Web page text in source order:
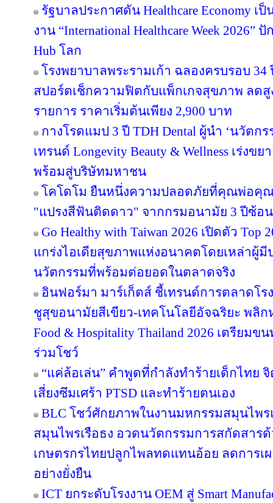
รัฐบาลประกาศดัน Healthcare Economy เ
งาน “International Healthcare Week
Hub โลก
โรงพยาบาลพระรามเก้า ฉลองครบรอบ
สปอร์ตเช็กความฟิตกับแพ็กเกจสุขภาพ ลดสู
รายการ ราคาเริ่มต้นเพียง 2,900 บาท
กางโรดแมป 3 ปี TDH Dental ผู้นำ ‘นวัตก
เทรนด์ Longevity Beauty & Wellness เร่ง
พร้อมสู่บริษัทมหาชน
โคโดโม ยืนหนึ่งความปลอดภัยที่คุณพ่อคุณ
"แปรงสีฟันติดดาว" จากกรมอนามัย 3 ปีซ้อน
Go Healthy with Taiwan 2026 เปิดตัว Top
แกร่งไอเดียสุขภาพแห่งอนาคตโดยเหล่าผู้มี
นวัตกรรมที่พร้อมต่อยอดในตลาดจริง
อินฟอร์มา มาร์เก็ตส์ ชี้เทรนด์การตลาดโร
ชูสุขอนามัยสีเขียว-เทคโนโลยีอัจฉริยะ พลิก
Food & Hospitality Thailand 2026 เตรีย
ร่วมโชว์
“แค่ล้อเล่น” คำพูดที่กำลังทำร้ายเด็กไทย
เสี่ยงซึมเศร้า PTSD และทำร้ายตนเอง
BLC โชว์ศักยภาพในงานมหกรรมสมุนไพ
สมุนไพรเรือธง อวดนวัตกรรมการสกัดสารด้
เกษตรกรไทยปลูกไพลทดแทนอ้อย ลดการเ
อย่างยั่งยืน
ICT ยกระดับโรงงาน OEM สู่ Smart